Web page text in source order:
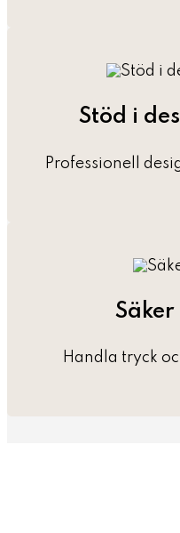
Stöd i
Professionell
Handla tryck